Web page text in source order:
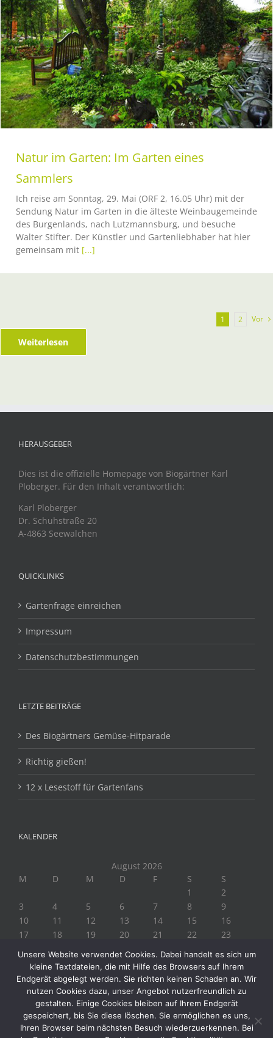
Natur im Garten: Im Garten eines
Sammlers
Ich reise am Sonntag, 29. Mai (ORF 2, 16.05 Uhr) mit der
Sendung Natur im Garten in die älteste Weinbaugemeinde
des Burgenlands, nach Lutzmannsburg, und besuche
Walter Stifter. Der Künstler und Gartenliebhaber hat hier
gemeinsam mit [...]
1 2 Vor
Weiterlesen
HERAUSGEBER
Dies ist die offizielle Homepage von Biogärtner Karl
Ploberger. Für den Inhalt verantwortlich:
Karl Ploberger
Dr. Schuhstraße 20
A-4863 Seewalchen
QUICKLINKS
Gartenfrage einreichen
Impressum
Datenschutzbestimmungen
LETZTE BEITRÄGE
Des Biogärtners Gemüse-Hitparade
Richtig gießen!
12 x Lesestoff für Gartenfans
KALENDER
August 2026
M
D M D F S
S
1
2
3
4 5 6 7 8
9
10
11 12 13 14 15
16
17
18 19 20 21 22
23
24
25 27 28
« Juli
Unsere Website verwendet Cookies. Dabei handelt es sich um
kleine Textdateien, die mit Hilfe des Browsers auf Ihrem
Endgerät abgelegt werden. Sie richten keinen Schaden an. Wir
nutzen Cookies dazu, unser Angebot nutzerfreundlich zu
gestalten. Einige Cookies bleiben auf Ihrem Endgerät
gespeichert, bis Sie diese löschen. Sie ermöglichen es uns,
Ihren Browser beim nächsten Besuch wiederzuerkennen. Bei